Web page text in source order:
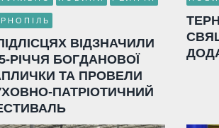
ВІДЗНАЧИЛИ
РІЧЧЯ БОГДАНОВОЇ
ТА ПРОВЕЛИ
ПАТРІОТИЧНИЙ